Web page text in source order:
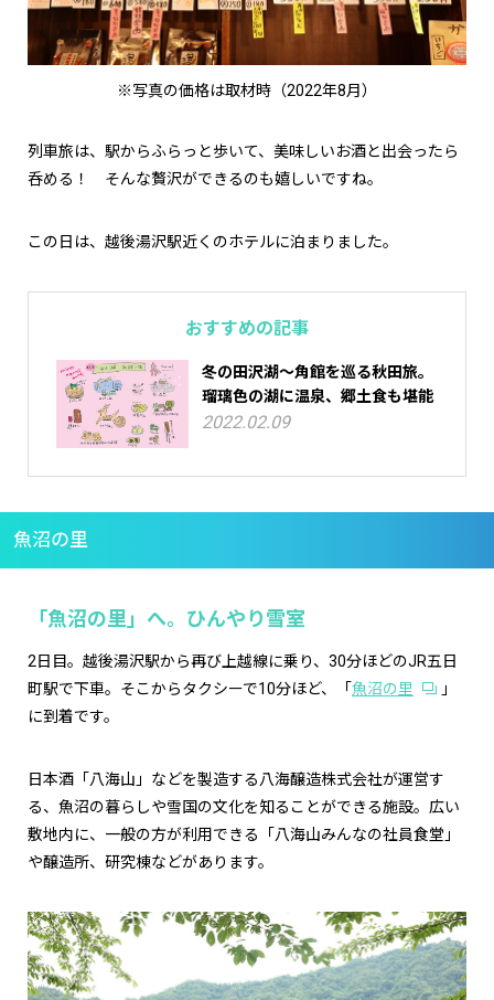
※写真の価格は取材時（2022年8月）
列車旅は、駅からふらっと歩いて、美味しいお酒と出会ったら
呑める！ そんな贅沢ができるのも嬉しいですね。
この日は、越後湯沢駅近くのホテルに泊まりました。
おすすめの記事
冬の田沢湖～角館を巡る秋田旅。
瑠璃色の湖に温泉、郷土食も堪能
2022.02.09
魚沼の里
「魚沼の里」へ。ひんやり雪室
2日目。越後湯沢駅から再び上越線に乗り、30分ほどのJR五日
町駅で下車。そこからタクシーで10分ほど、「 魚沼の里
」
に到着です。
日本酒「八海山」などを製造する八海醸造株式会社が運営す
る、魚沼の暮らしや雪国の文化を知ることができる施設。広い
敷地内に、一般の方が利用できる「八海山みんなの社員食堂」
や醸造所、研究棟などがあります。